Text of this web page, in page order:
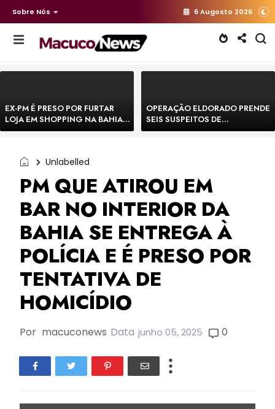
Sobre Nós 6 Augosto 2026
EX-PM É PRESO POR FURTAR
LOJA EM SHOPPING NA BAHIA E
ESCAPA CORRENDO DE
OPERAÇÃO ELDORADO PRENDE
SEIS SUSPEITOS DE
MOVIMENTAR R$ 25 MILHÕES
Unlabelled
PM QUE ATIROU EM
BAR NO INTERIOR DA
BAHIA SE ENTREGA À
POLÍCIA E É PRESO POR
TENTATIVA DE
HOMICÍDIO
Por macuconews Data junho 05, 2025 0